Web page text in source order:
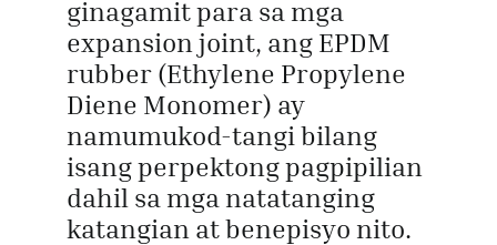
ginagamit para sa mga
expansion joint, ang EPDM
rubber (Ethylene Propylene
Diene Monomer) ay
namumukod-tangi bilang
isang perpektong pagpipilian
dahil sa mga natatanging
katangian at benepisyo nito.